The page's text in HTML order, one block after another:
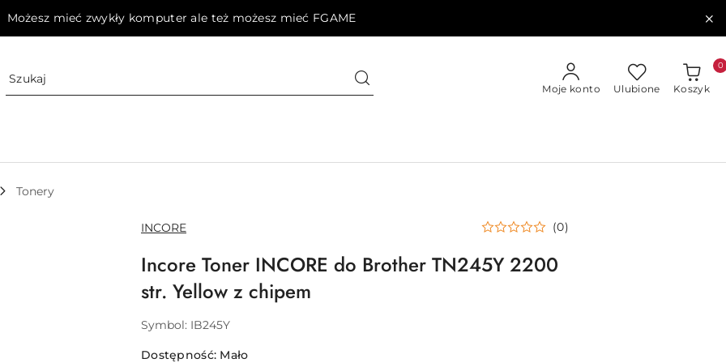
Możesz mieć zwykły komputer ale też możesz mieć FGAME
Moje konto Ulubione Koszyk
0
Tonery
NAZWA
PRODUCENTA:
INCORE (0)
Incore Toner INCORE do Brother TN245Y 2200
str. Yellow z chipem
Symbol: IB245Y
Dostępność: Mało